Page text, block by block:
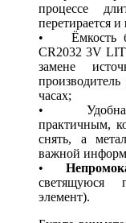
процессе
перетирается и
• Ёмкость
CR2032 3V
замене
часах;
• Удобная
практичным,
снять, а
важной
•
светящуюся
элемент).